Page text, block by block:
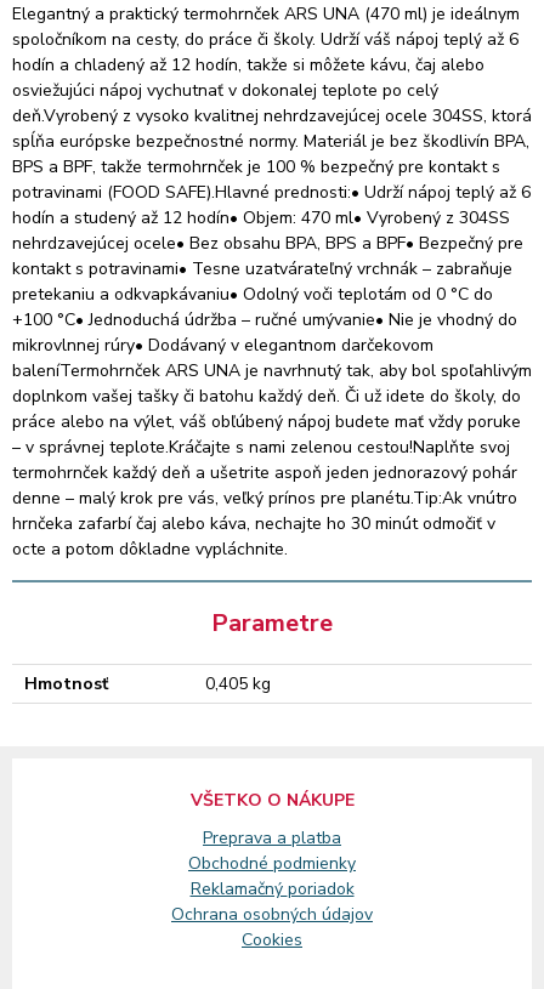
baleníTermohrnček ARS UNA je navrhnutý tak, aby bol
spoľahlivým doplnkom vašej tašky či batohu každý deň. Či už
idete do školy, do práce alebo na výlet, váš obľúbený nápoj
budete mať vždy poruke – v správnej teplote.Kráčajte s nami
zelenou cestou!Naplňte svoj termohrnček každý deň a ušetrite
aspoň jeden jednorazový pohár denne – malý krok pre vás,
veľký prínos pre planétu.Tip:Ak vnútro hrnčeka zafarbí čaj alebo
káva, nechajte ho 30 minút odmočiť v octe a potom dôkladne
vypláchnite.
Elegantný a praktický termohrnček ARS UNA (470 ml) je ideálnym
spoločníkom na cesty, do práce či školy. Udrží váš nápoj teplý až 6
hodín a chladený až 12 hodín, takže si môžete kávu, čaj alebo
osviežujúci nápoj vychutnať v dokonalej teplote po celý
deň.Vyrobený z vysoko kvalitnej nehrdzavejúcej ocele 304SS, ktorá
spĺňa európske bezpečnostné normy. Materiál je bez škodlivín BPA,
BPS a BPF, takže termohrnček je 100 % bezpečný pre kontakt s
potravinami (FOOD SAFE).Hlavné prednosti:• Udrží nápoj teplý až 6
hodín a studený až 12 hodín• Objem: 470 ml• Vyrobený z 304SS
nehrdzavejúcej ocele• Bez obsahu BPA, BPS a BPF• Bezpečný pre
kontakt s potravinami• Tesne uzatvárateľný vrchnák – zabraňuje
pretekaniu a odkvapkávaniu• Odolný voči teplotám od 0 °C do
+100 °C• Jednoduchá údržba – ručné umývanie• Nie je vhodný do
mikrovlnnej rúry• Dodávaný v elegantnom darčekovom
baleníTermohrnček ARS UNA je navrhnutý tak, aby bol spoľahlivým
doplnkom vašej tašky či batohu každý deň. Či už idete do školy, do
práce alebo na výlet, váš obľúbený nápoj budete mať vždy poruke
– v správnej teplote.Kráčajte s nami zelenou cestou!Naplňte svoj
termohrnček každý deň a ušetrite aspoň jeden jednorazový pohár
denne – malý krok pre vás, veľký prínos pre planétu.Tip:Ak vnútro
hrnčeka zafarbí čaj alebo káva, nechajte ho 30 minút odmočiť v
octe a potom dôkladne vypláchnite.
Parametre
Hmotnosť 0,405 kg
VŠETKO O NÁKUPE
Preprava a platba
Obchodné podmienky
Reklamačný poriadok
Ochrana osobných údajov
Cookies